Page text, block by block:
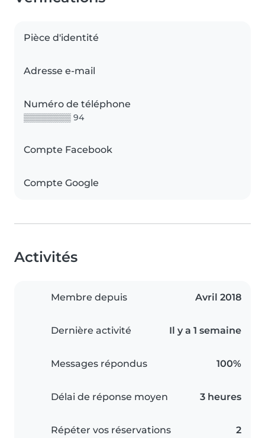
Pièce d'identité
Adresse e-mail
Numéro de téléphone
▒▒▒▒▒▒▒▒ 94
Compte Facebook
Compte Google
Activités
Membre depuis Avril 2018
Dernière activité Il y a 1 semaine
Messages répondus 100%
Délai de réponse moyen 3 heures
Répéter vos réservations 2